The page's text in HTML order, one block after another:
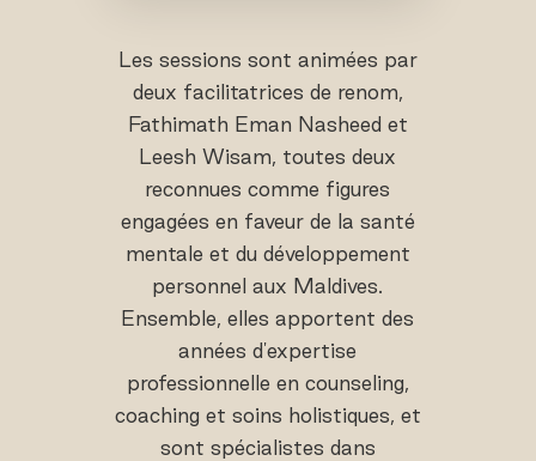
Les sessions sont animées par
deux facilitatrices de renom,
Fathimath Eman Nasheed et
Leesh Wisam, toutes deux
reconnues comme figures
engagées en faveur de la santé
mentale et du développement
personnel aux Maldives.
Ensemble, elles apportent des
années d'expertise
professionnelle en counseling,
coaching et soins holistiques, et
sont spécialistes dans